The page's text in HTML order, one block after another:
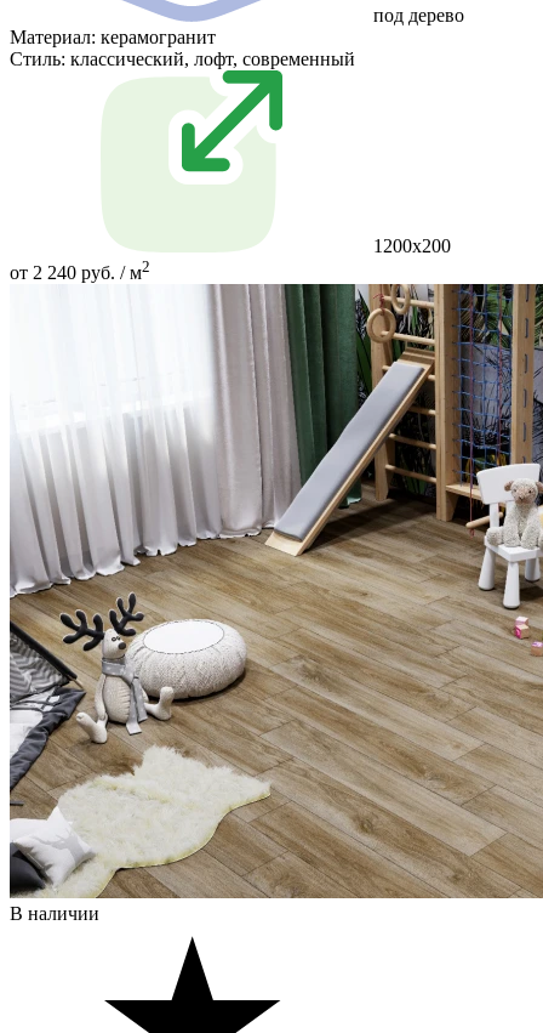
под дерево
Материал: керамогранит
Стиль: классический, лофт, современный
1200х200
от 2 240 руб. / м2
В наличии